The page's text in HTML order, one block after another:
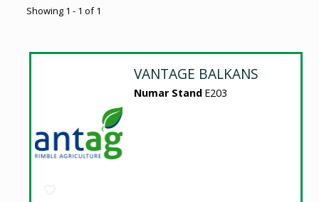
Showing 1 - 1 of 1
VANTAGE BALKANS
Numar Stand E203